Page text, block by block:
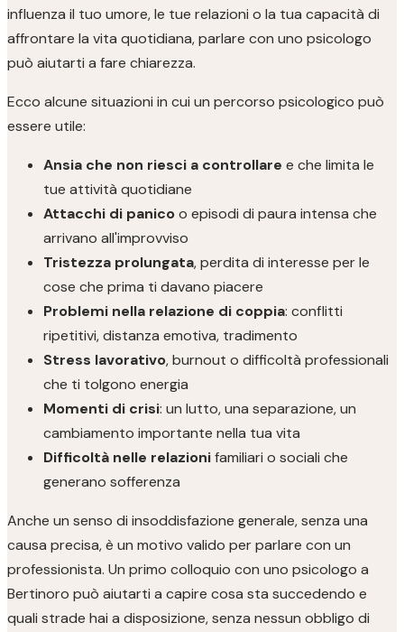
influenza il tuo umore, le tue relazioni o la tua capacità di
affrontare la vita quotidiana, parlare con uno psicologo
può aiutarti a fare chiarezza.
Ecco alcune situazioni in cui un percorso psicologico può
essere utile:
Ansia che non riesci a controllare e che limita le
tue attività quotidiane
Attacchi di panicoo episodi di paura intensa che
arrivano all'improvviso
Tristezza prolungata, perdita di interesse per le
cose che prima ti davano piacere
Problemi nella relazione di coppia: conflitti
ripetitivi, distanza emotiva, tradimento
Stress lavorativo, burnout o difficoltà professionali
che ti tolgono energia
Momenti di crisi: un lutto, una separazione, un
cambiamento importante nella tua vita
Difficoltà nelle relazionifamiliari o sociali che
generano sofferenza
Anche un senso di insoddisfazione generale, senza una
causa precisa, è un motivo valido per parlare con un
professionista. Un primo colloquio con uno psicologo a
Bertinoro può aiutarti a capire cosa sta succedendo e
quali strade hai a disposizione, senza nessun obbligo di